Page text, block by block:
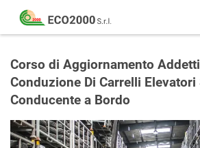
Eco
2000
Formazione
consulenza
per
la
sicurezza
sul
Corso di Aggiornamento
Conduzione Di Carrelli Elevatori
Conducente a Bordo